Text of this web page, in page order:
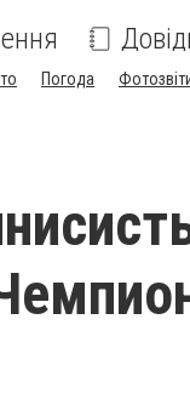
Погода